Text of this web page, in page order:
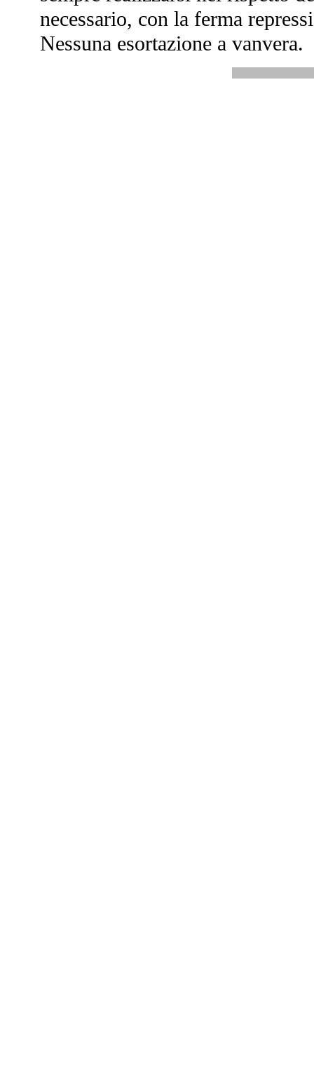
necessario, con la ferma
Nessuna esortazione a vanvera.